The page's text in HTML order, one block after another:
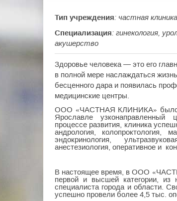
Тип учреждения: частная клиника
Специализация: гинекология,
акушерство
Здоровье человека — это его
в полной мере наслаждаться
бесценного дара и появилась
медицинские центры.
ООО «ЧАСТНАЯ КЛИНИКА» было
Ярославле
процессе развития, клиника
андрология, колопроктология,
эндокринология,
анестезиология, оперативное и
В настоящее время, в ООО
первой и высшей категории, из
специалиста города и области.
успешно провели более 4,5 тыс.